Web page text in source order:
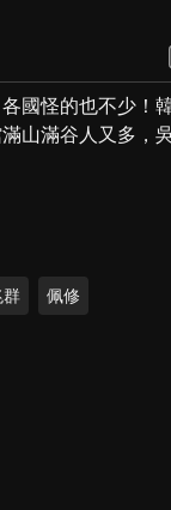
國怪的也不少！
山滿谷人又多，
群 佩修